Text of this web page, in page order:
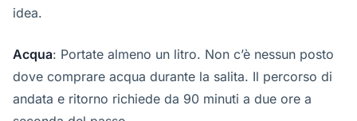
idea.
Acqua: Portate almeno un litro. Non c’è nessun posto
dove comprare acqua durante la salita. Il percorso di
andata e ritorno richiede da 90 minuti a due ore a